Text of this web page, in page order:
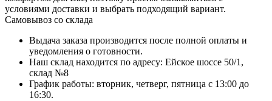
условиями доставки и выбрать подходящий вариант.
Самовывоз со склада
Выдача заказа производится после полной оплаты и
уведомления о готовности.
Наш склад находится по адресу: Ейское шоссе 50/1,
склад №8
График работы: вторник, четверг, пятница с 13:00 до
16:30.